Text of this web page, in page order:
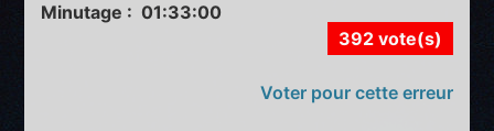
Minutage : 01:33:00
392 vote(s)
Voter pour cette erreur